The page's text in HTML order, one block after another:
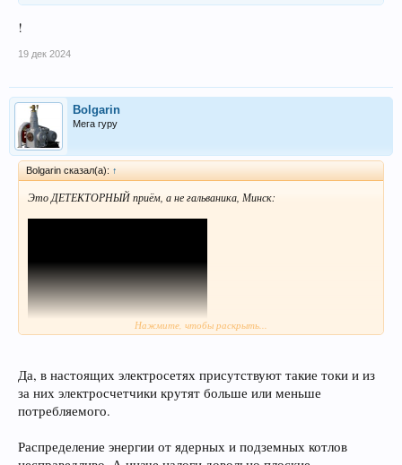
!
19 дек 2024
Bolgarin
Мега гуру
Bolgarin сказал(а): ↑
Это ДЕТЕКТОРНЫЙ приём, а не гальваника, Минск:
Код:
https://youtu.be/WrTWt1op9U4?si=WLnrd4KpF8p2QwX0
!
Нажмите, чтобы раскрыть...
Да, в настоящих электросетях присутствуют такие токи и из
за них электросчетчики крутят больше или меньше
потребляемого.
Распределение энергии от ядерных и подземных котлов